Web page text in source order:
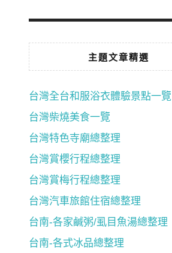
主題文章精選
台灣全台和服浴衣體驗景點一覽
台灣柴燒美食一覽
台灣特色寺廟總整理
台灣賞櫻行程總整理
台灣賞梅行程總整理
台灣汽車旅館住宿總整理
台南-各家鹹粥/虱目魚湯總整理
台南-各式冰品總整理